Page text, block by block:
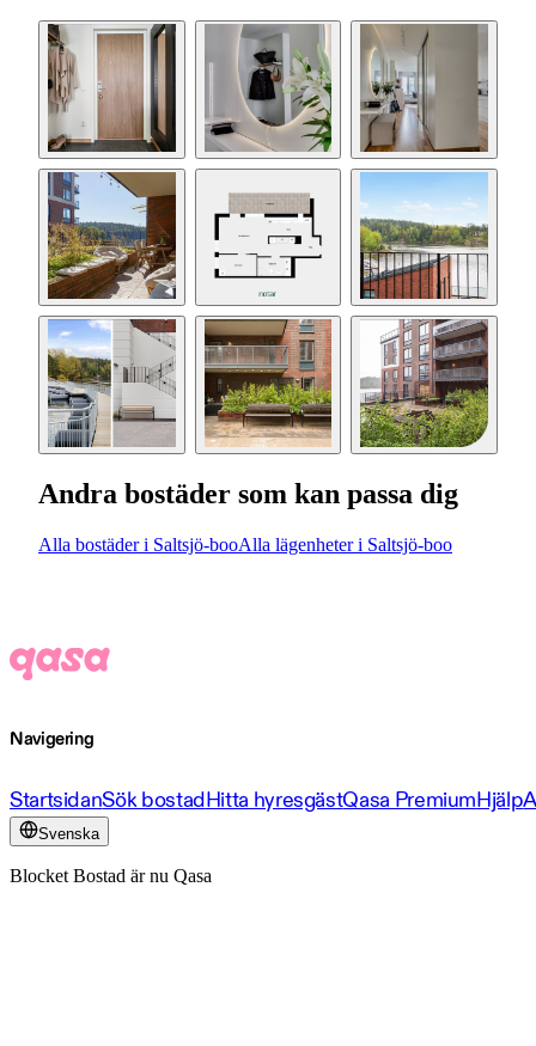
Andra bostäder som kan passa dig
Alla bostäder i Saltsjö-booAlla lägenheter i Saltsjö-boo
Navigering
StartsidanSök bostadHitta hyresgästQasa PremiumHjälp
Svenska
Blocket Bostad är nu Qasa